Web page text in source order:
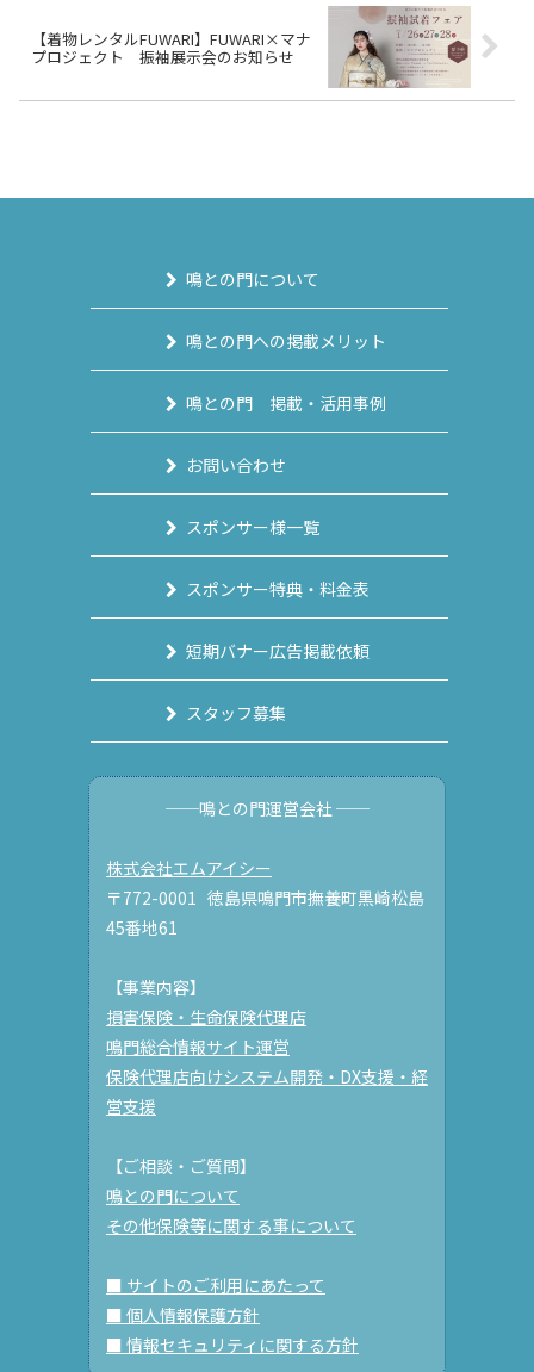
【着物レンタルFUWARI】FUWARI×マナ
プロジェクト 振袖展示会のお知らせ
鳴との門について
鳴との門への掲載メリット
鳴との門 掲載・活用事例
お問い合わせ
スポンサー様一覧
スポンサー特典・料金表
短期バナー広告掲載依頼
スタッフ募集
──鳴との門運営会社 ──
株式会社エムアイシー
〒772-0001 徳島県鳴門市撫養町黒崎松島
45番地61
【事業内容】
損害保険・生命保険代理店
鳴門総合情報サイト運営
保険代理店向けシステム開発・DX支援・経
営支援
【ご相談・ご質問】
鳴との門について
その他保険等に関する事について
■ サイトのご利用にあたって
■ 個人情報保護方針
■ 情報セキュリティに関する方針